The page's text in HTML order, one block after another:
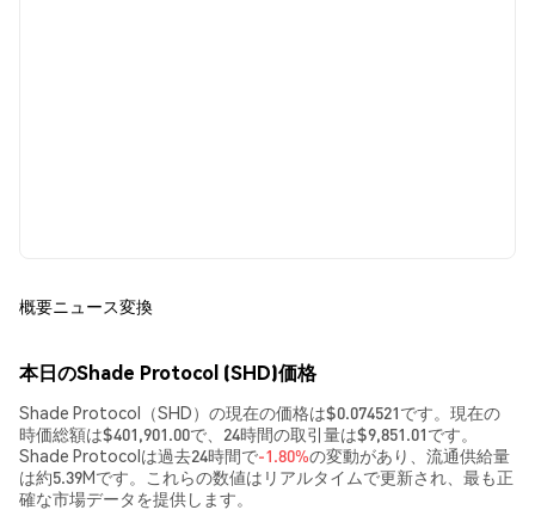
概要ニュース変換
本日のShade Protocol (SHD)価格
Shade Protocol（SHD）の現在の価格は$0.074521です。現在の
時価総額は$401,901.00で、24時間の取引量は$9,851.01です。
Shade Protocolは過去24時間で-1.80%の変動があり、流通供給量
は約5.39Mです。これらの数値はリアルタイムで更新され、最も正
確な市場データを提供します。